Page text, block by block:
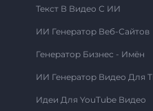
Текст В Видео С ИИ
ИИ Генератор Веб-Сайтов
Генератор Бизнес - Имён
ИИ Генератор Видео Для
Идеи Для YouTube Видео